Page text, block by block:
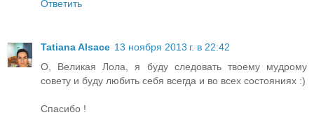
Ответить
Tatiana Alsace 13 ноября 2013 г. в 22:42
О, Великая Лола, я буду следовать твоему мудрому
совету и буду любить себя всегда и во всех состояниях :)
Спасибо !